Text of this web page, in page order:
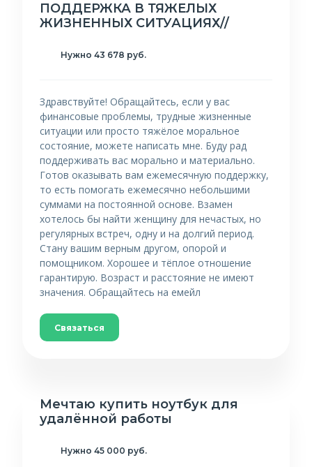
ПОДДЕРЖКА В ТЯЖЕЛЫХ
ЖИЗНЕННЫХ СИТУАЦИЯХ//
Нужно 43 678 руб.
Здравствуйте! Обращайтесь, если у вас
финансовые проблемы, трудные жизненные
ситуации или просто тяжёлое моральное
состояние, можете написать мне. Буду рад
поддерживать вас морально и материально.
Готов оказывать вам ежемесячную поддержку,
то есть помогать ежемесячно небольшими
суммами на постоянной основе. Взамен
хотелось бы найти женщину для нечастых, но
регулярных встреч, одну и на долгий период.
Стану вашим верным другом, опорой и
помощником. Хорошее и тёплое отношение
гарантирую. Возраст и расстояние не имеют
значения. Обращайтесь на емейл
Связаться
Мечтаю купить ноутбук для
удалённой работы
Нужно 45 000 руб.